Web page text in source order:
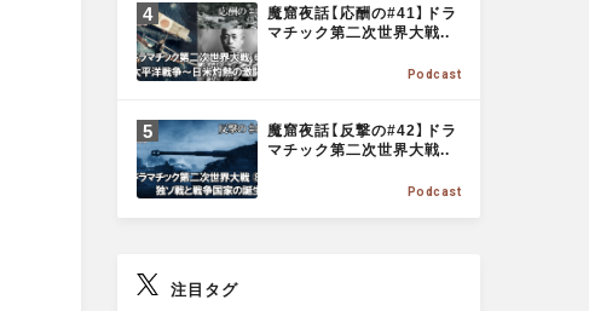
魔窟夜話【応酬の#41】ドラ
マチック第二次世界大戦..
Podcast
魔窟夜話【反撃の#42】ドラ
マチック第二次世界大戦..
Podcast
注目タグ